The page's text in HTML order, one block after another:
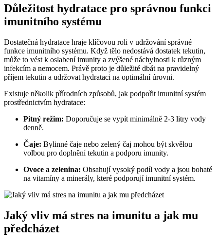
Důležitost hydratace pro správnou funkci
imunitního systému
Dostatečná hydratace hraje klíčovou roli v udržování správné
funkce imunitního systému. Když tělo nedostává dostatek tekutin,
může to vést k oslabení imunity a zvýšené náchylnosti k různým
infekcím a nemocem. Právě proto je důležité dbát na pravidelný
příjem tekutin a udržovat hydrataci na optimální úrovni.
Existuje několik přírodních způsobů, jak podpořit imunitní systém
prostřednictvím hydratace:
Pitný režim: Doporučuje se vypít minimálně 2-3 litry vody
denně.
Čaje: Bylinné čaje nebo zelený čaj mohou být skvělou
volbou pro doplnění tekutin a podporu imunity.
Ovoce a zelenina: Obsahují vysoký podíl vody a jsou bohaté
na vitamíny a minerály, které podporují imunitní systém.
Jaký vliv má stres na imunitu a jak mu
předcházet